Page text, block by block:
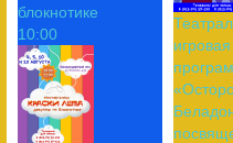
блокнотике
10:00
игровая